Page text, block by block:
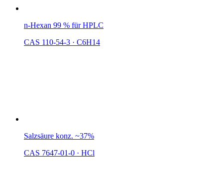
n-Hexan 99 % für HPLC
CAS 110-54-3 · C6H14
Salzsäure konz. ~37%
CAS 7647-01-0 · HCl